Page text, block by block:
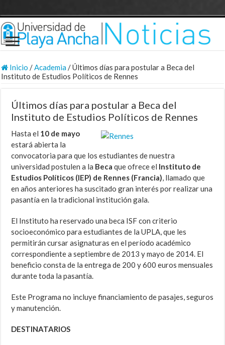
Inicio /Academia/Últimos días para postular a Beca del
Instituto de Estudios Políticos de Rennes
Últimos días para postular a Beca del
Instituto de Estudios Políticos de Rennes
Hasta el 10 de mayo
estará abierta la
convocatoria para que los estudiantes de nuestra
universidad postulen a la Beca que ofrece el Instituto de
Estudios Políticos (IEP) de Rennes (Francia), llamado que
en años anteriores ha suscitado gran interés por realizar una
pasantía en la tradicional institución gala.
El Instituto ha reservado una beca ISF con criterio
socioeconómico para estudiantes de la UPLA, que les
permitirán cursar asignaturas en el período académico
correspondiente a septiembre de 2013 y mayo de 2014. El
beneficio consta de la entrega de 200 y 600 euros mensuales
durante toda la pasantía.
Este Programa no incluye financiamiento de pasajes, seguros
y manutención.
DESTINATARIOS